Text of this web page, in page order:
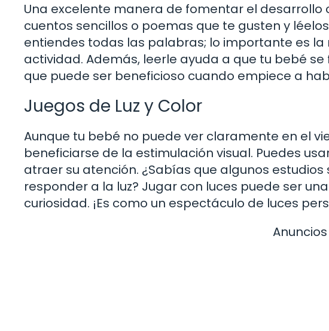
Una excelente manera de fomentar el desarrollo
cuentos sencillos o poemas que te gusten y
entiendes todas las palabras; lo importante es
actividad. Además, leerle ayuda a que tu bebé
que puede ser beneficioso cuando empiece a
Juegos de Luz y Color
Aunque tu bebé no puede ver claramente en el
beneficiarse de la estimulación visual. Puedes
atraer su atención. ¿Sabías que algunos
responder a la luz? Jugar con luces puede ser
curiosidad. ¡Es como un espectáculo de luces
Anuncios